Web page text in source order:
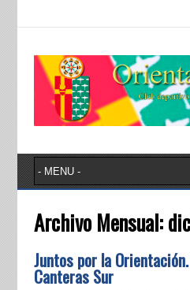
Archivo Mensual:
Juntos por la
Canteras Sur